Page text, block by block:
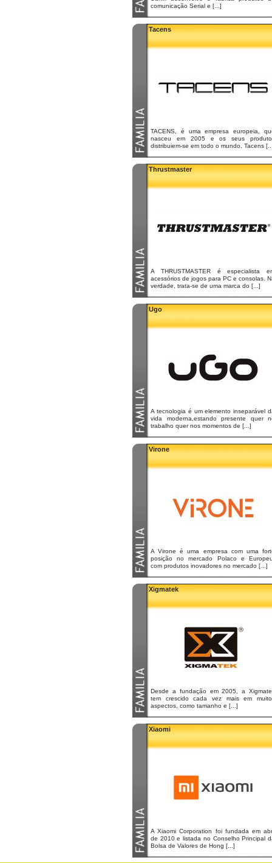
comunicação Serial e [...]
Tacens
TACENS, é uma empresa europeia,
nasceu em 2005 e os seus
distribuiem-se em todo o mundo. Tacens
Thrustmaster
A THRUSTMASTER é especialista
acessórios de jogos para PC e consolas.
verdade, trata-se de uma marca do [...]
Ugo
A tecnologia é um elemento inseparável
vida moderna,estando presente quer
trabalho quer nos momentos de [...]
Virone
A Virone é uma empresa com uma
posição no mercado Polaco e
com produtos inovadores no mercado [...]
Xigmatek
Desde a fundação em 2005, a
tem crescido cada vez mais em
aspectos, como tamanho e [...]
Xiaomi
A Xiaomi Corporation foi fundada em
de 2010 e listada no Conselho Principal
Bolsa de Valores de Hong [...]